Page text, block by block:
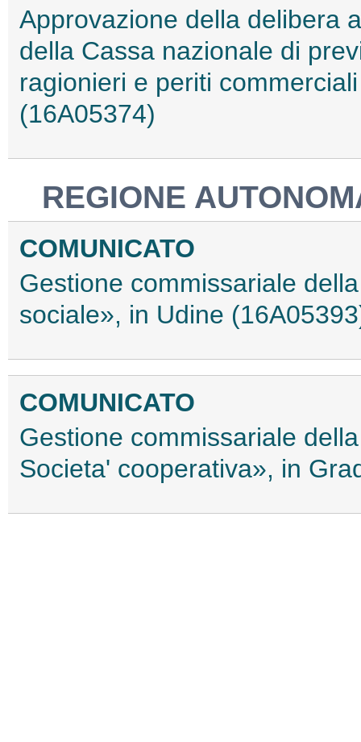
Approvazione della delibera
della Cassa nazionale di
ragionieri e periti
(16A05374)
REGIONE
COMUNICATO
Gestione commissariale
sociale», in Udine
COMUNICATO
Gestione commissariale
Societa' cooperativa», in